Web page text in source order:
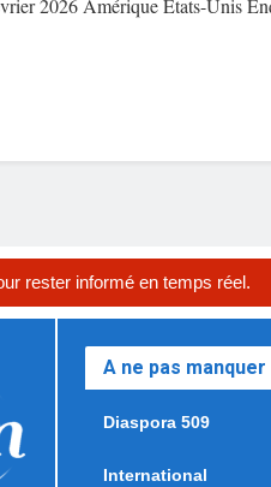
2026 Amérique États-Unis
rester informé en temps réel.
A ne pas manquer
Diaspora 509
International